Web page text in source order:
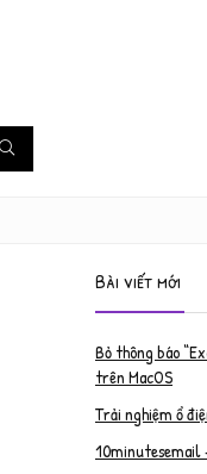
Bài viết mới
Bỏ thông báo
trên MacOS
Trải nghiệm ổ
10minutesemail